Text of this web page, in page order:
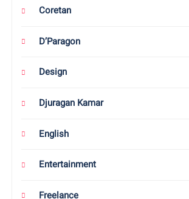
Coretan
D’Paragon
Design
Djuragan Kamar
English
Entertainment
Freelance